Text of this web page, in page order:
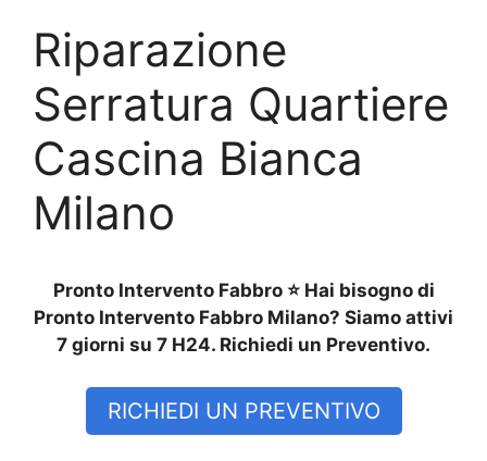
Riparazione
Serratura Quartiere
Cascina Bianca
Milano
Pronto Intervento Fabbro ⭐ Hai bisogno di
Pronto Intervento Fabbro Milano? Siamo attivi
7 giorni su 7 H24. Richiedi un Preventivo.
RICHIEDI UN PREVENTIVO